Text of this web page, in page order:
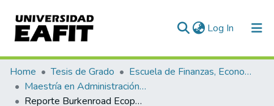
Log In (current)
Communities & Collections
All of DSpace
Home Tesis de Grado
Escuela de Finanzas, Economía y Gobierno
Maestría en Administración Financiera (tesis)
Reporte Burkenroad Ecopetrol S.A (2020)